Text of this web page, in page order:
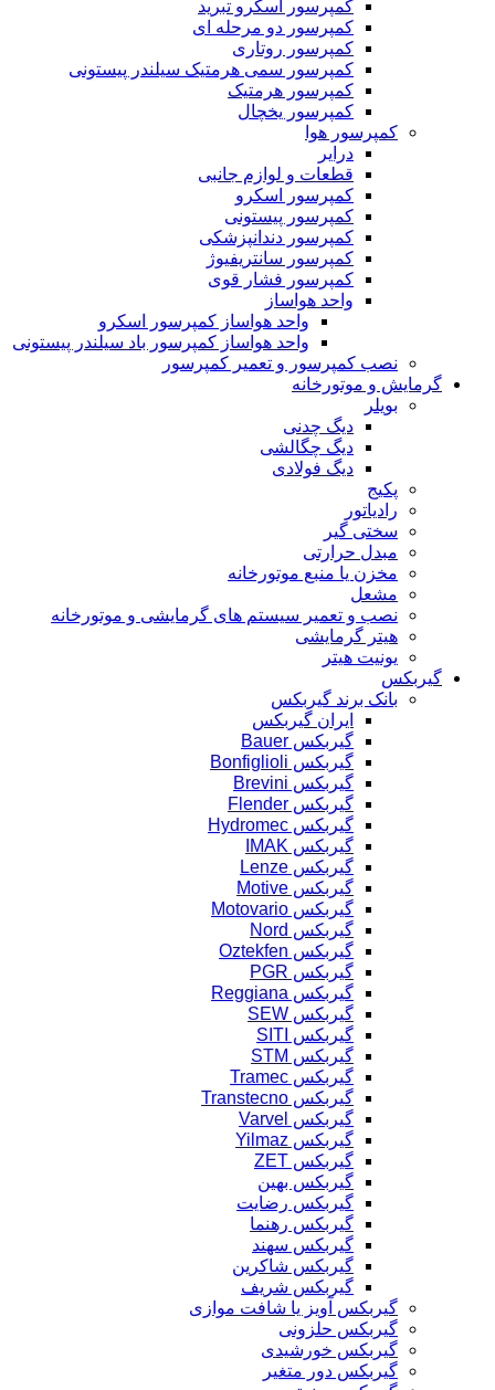
کمپرسور اسکرو تبرید
کمپرسور دو مرحله ای
کمپرسور روتاری
کمپرسور سمی هرمتیک سیلندر پیستونی
کمپرسور هرمتیک
کمپرسور یخچال
کمپرسور هوا
درایر
قطعات و لوازم جانبی
کمپرسور اسکرو
کمپرسور پیستونی
کمپرسور دندانپزشکی
کمپرسور سانتریفیوژ
کمپرسور فشار قوی
واحد هواساز
واحد هواساز کمپرسور اسکرو
واحد هواساز کمپرسور باد سیلندر پیستونی
نصب کمپرسور و تعمیر کمپرسور
گرمایش و موتورخانه
بویلر
دیگ چدنی
دیگ چگالشی
دیگ فولادی
پکیج
رادیاتور
سختی گیر
مبدل حرارتی
مخزن یا منبع موتورخانه
مشعل
نصب و تعمیر سیستم های گرمایشی و موتورخانه
هیتر گرمایشی
یونیت هیتر
گیربکس
بانک برند گیربکس
ایران گیربکس
گیربکس Bauer
گیربکس Bonfiglioli
گیربکس Brevini
گیربکس Flender
گیربکس Hydromec
گیربکس IMAK
گیربکس Lenze
گیربکس Motive
گیربکس Motovario
گیربکس Nord
گیربکس Oztekfen
گیربکس PGR
گیربکس Reggiana
گیربکس SEW
گیربکس SITI
گیربکس STM
گیربکس Tramec
گیربکس Transtecno
گیربکس Varvel
گیربکس Yilmaz
گیربکس ZET
گیربکس بهین
گیربکس رضایت
گیربکس رهنما
گیربکس سهند
گیربکس شاکرین
گیربکس شریف
گیربکس آویز یا شافت موازی
گیربکس حلزونی
گیربکس خورشیدی
گیربکس دور متغیر